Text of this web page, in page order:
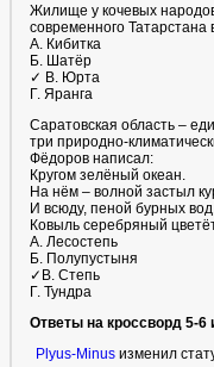
Жилище у кочевых
современного Татарстана
А. Кибитка
Б. Шатёр
✓ В. Юрта
Г. Яранга
Саратовская область –
три природно-
Фёдоров написал:
Кругом зелёный океан.
На нём – волной застыл
И всюду, пеной бурных
Ковыль серебряный
А. Лесостепь
Б. Полупустыня
✓В. Степь
Г. Тундра
Ответы на кроссворд 5-6
Plyus-Minus изменил